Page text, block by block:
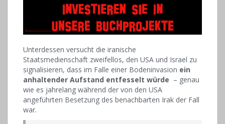
Unterdessen versucht die iranische
Staatsmedienschaft zweifellos, den USA und Israel zu
signalisieren, dass im Falle einer Bodeninvasion ein
anhaltender Aufstand entfesselt würde – genau
wie es jahrelang während der von den USA
angeführten Besetzung des benachbarten Irak der Fall
war.